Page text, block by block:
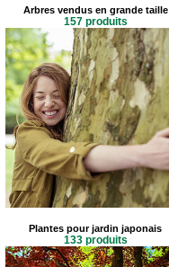
Arbres vendus en grande taille
157 produits
Plantes pour jardin japonais
133 produits